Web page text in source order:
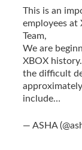
This is an
employees at
Team,
We are
XBOX
the difficult
include…
— ASHA